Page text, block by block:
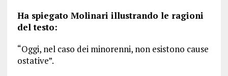
Ha spiegato Molinari illustrando le ragioni
del testo:
“Oggi, nel caso dei minorenni, non esistono cause
ostative”.